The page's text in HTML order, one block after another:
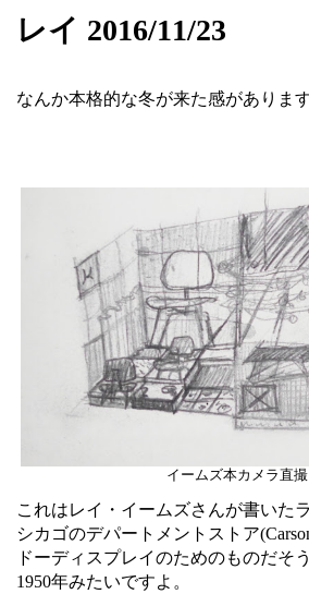
レイ 2016/11/23
なんか本格的な冬が来た感があります
イームズ本カメラ直撮
これはレイ・イームズさんが書いた
シカゴのデパートメントストア
ドーディスプレイのためのものだそ
1950年みたいですよ。